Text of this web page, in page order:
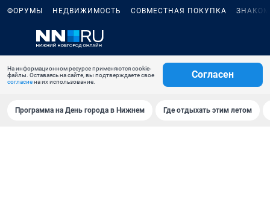
ФОРУМЫ НЕДВИЖИМОСТЬ СОВМЕСТНАЯ ПОКУПКА
На информационном ресурсе применяются cookie-
файлы. Оставаясь на сайте, вы подтверждаете свое
согласиена их использование.
Согласен
Программа на День города в Нижнем Где отдыхать этим летом